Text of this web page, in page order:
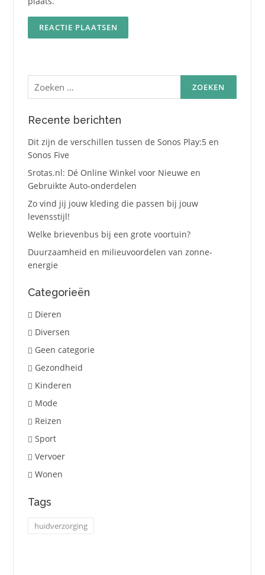
Zoeken
naar:
Recente berichten
Dit zijn de verschillen tussen de Sonos Play:5 en
Sonos Five
Srotas.nl: Dé Online Winkel voor Nieuwe en
Gebruikte Auto-onderdelen
Zo vind jij jouw kleding die passen bij jouw
levensstijl!
Welke brievenbus bij een grote voortuin?
Duurzaamheid en milieuvoordelen van zonne-
energie
Categorieën
Dieren
Diversen
Geen categorie
Gezondheid
Kinderen
Mode
Reizen
Sport
Vervoer
Wonen
Tags
huidverzorging